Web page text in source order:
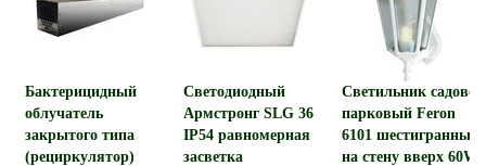
Бактерицидный
облучатель
закрытого типа
(рециркулятор)
Светодиодный
Армстронг SLG 36
IP54 равномерная
засветка
Светильник садово-
парковый Feron
6101 шестигранный
на стену вверх 60W